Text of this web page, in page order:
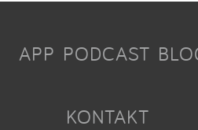
APP PODCAST
KONTAKT